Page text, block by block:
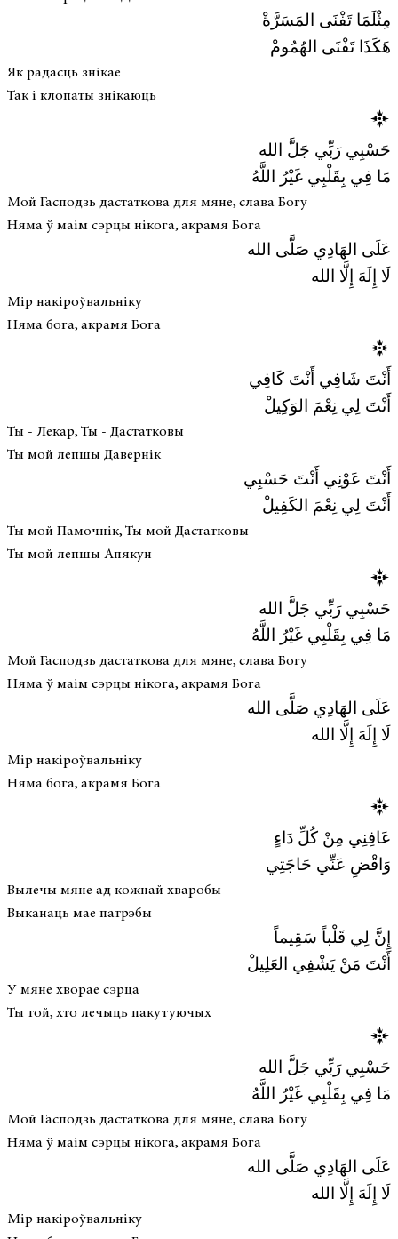
مِثْلَمَا تَفْنَى المَسَرَّةْ
هَكَذَا تَفْنَى الهُمُومْ
Як радасць знікае
Так і клопаты знікаюць
حَسْبِي رَبِّي جَلَّ الله
مَا فِي بِقَلْبِي غَيْرُ اللَّهُ
Мой Гасподзь дастаткова для мяне, слава Богу
Няма ў маім сэрцы нікога, акрамя Бога
عَلَى الهَادِي صَلَّى الله
لَا إِلَهَ إِلَّا الله
Мір накіроўвальніку
Няма бога, акрамя Бога
أَنْتَ شَافِي أَنْتَ كَافِي
أَنْتَ لِي نِعْمَ الوَكِيلْ
Ты - Лекар, Ты - Дастатковы
Ты мой лепшы Давернік
أَنْتَ عَوْنِي أَنْتَ حَسْبِي
أَنْتَ لِي نِعْمَ الكَفِيلْ
Ты мой Памочнік, Ты мой Дастатковы
Ты мой лепшы Апякун
حَسْبِي رَبِّي جَلَّ الله
مَا فِي بِقَلْبِي غَيْرُ اللَّهُ
Мой Гасподзь дастаткова для мяне, слава Богу
Няма ў маім сэрцы нікога, акрамя Бога
عَلَى الهَادِي صَلَّى الله
لَا إِلَهَ إِلَّا الله
Мір накіроўвальніку
Няма бога, акрамя Бога
عَافِنِي مِنْ كُلِّ دَاءٍ
وَاقْضِ عَنِّي حَاجَتِي
Вылечы мяне ад кожнай хваробы
Выканаць мае патрэбы
إِنَّ لِي قَلْباً سَقِيماً
أَنْتَ مَنْ يَشْفِي العَلِيلْ
У мяне хворае сэрца
Ты той, хто лечыць пакутуючых
حَسْبِي رَبِّي جَلَّ الله
مَا فِي بِقَلْبِي غَيْرُ اللَّهُ
Мой Гасподзь дастаткова для мяне, слава Богу
Няма ў маім сэрцы нікога, акрамя Бога
عَلَى الهَادِي صَلَّى الله
لَا إِلَهَ إِلَّا الله
Мір накіроўвальніку